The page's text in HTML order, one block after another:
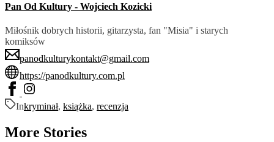
Pan Od Kultury - Wojciech Kozicki
Miłośnik dobrych historii, gitarzysta, fan "Misia" i starych
komiksów
panodkulturykontakt@gmail.com
https://panodkultury.com.pl
Inkryminał, książka, recenzja
More Stories